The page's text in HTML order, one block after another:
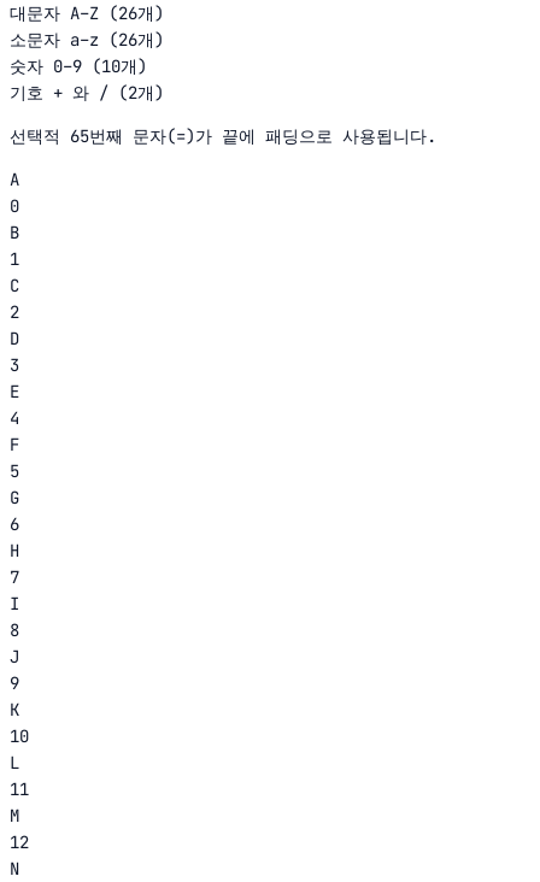
대문자 A–Z (26개)
소문자 a–z (26개)
숫자 0–9 (10개)
기호 + 와 / (2개)
선택적 65번째 문자(=)가 끝에 패딩으로 사용됩니다.
A
0
B
1
C
2
D
3
E
4
F
5
G
6
H
7
I
8
J
9
K
10
L
11
M
12
N